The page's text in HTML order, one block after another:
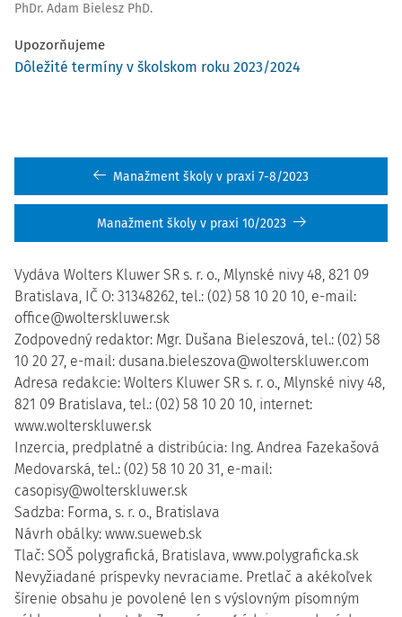
PhDr. Adam Bielesz PhD.
Upozorňujeme
Dôležité termíny v školskom roku 2023/2024
Manažment školy v praxi 7-8/2023
Manažment školy v praxi 10/2023
Vydáva Wolters Kluwer SR s. r. o., Mlynské nivy 48, 821 09
Bratislava, IČ O: 31348262, tel.: (02) 58 10 20 10, e-mail:
office@wolterskluwer.sk
Zodpovedný redaktor: Mgr. Dušana Bieleszová, tel.: (02) 58
10 20 27, e-mail: dusana.bieleszova@wolterskluwer.com
Adresa redakcie: Wolters Kluwer SR s. r. o., Mlynské nivy 48,
821 09 Bratislava, tel.: (02) 58 10 20 10, internet:
www.wolterskluwer.sk
Inzercia, predplatné a distribúcia: Ing. Andrea Fazekašová
Medovarská, tel.: (02) 58 10 20 31, e-mail:
casopisy@wolterskluwer.sk
Sadzba: Forma, s. r. o., Bratislava
Návrh obálky: www.sueweb.sk
Tlač: SOŠ polygrafická, Bratislava, www.polygraficka.sk
Nevyžiadané príspevky nevraciame. Pretlač a akékoľvek
šírenie obsahu je povolené len s výslovným písomným